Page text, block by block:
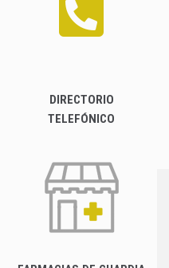
DIRECTORIO
TELEFÓNICO